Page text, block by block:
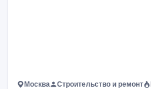
Москва Строительство и ремонт